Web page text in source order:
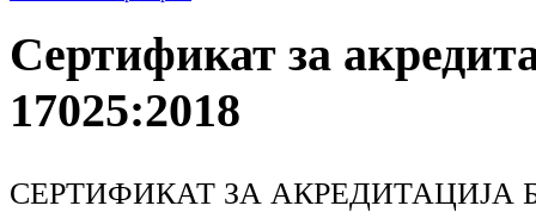
Сертификат за
17025:2018
СЕРТИФИКАТ ЗА АКРЕДИТАЦИЈА